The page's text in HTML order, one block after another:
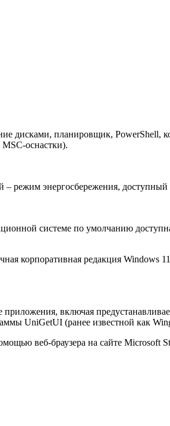
дисками, планировщик, PowerShell,
оснастки).
– режим энергосбережения,
системе по умолчанию
корпоративная редакция Windows
включая
UniGetUI (ранее известной как
веб-браузера на сайте Microsoft